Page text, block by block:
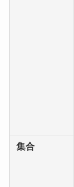
集合